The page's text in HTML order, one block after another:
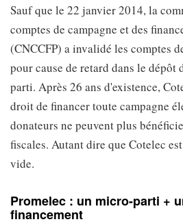
Sauf que le 22 janvier 2014, la
comptes de campagne et des
(CNCCFP) a invalidé les comptes
pour cause de retard dans le dépôt
parti. Après 26 ans d'existence,
droit de financer toute campagne
donateurs ne peuvent plus
fiscales. Autant dire que Cotelec
vide.
Promelec : un micro-parti +
financement